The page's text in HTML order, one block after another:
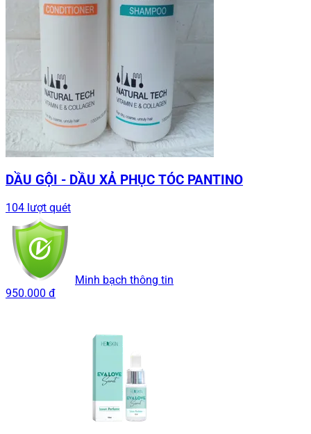
DẦU GỘI - DẦU XẢ PHỤC TÓC PANTINO
104 lượt quét
Minh bạch thông tin
950.000 đ